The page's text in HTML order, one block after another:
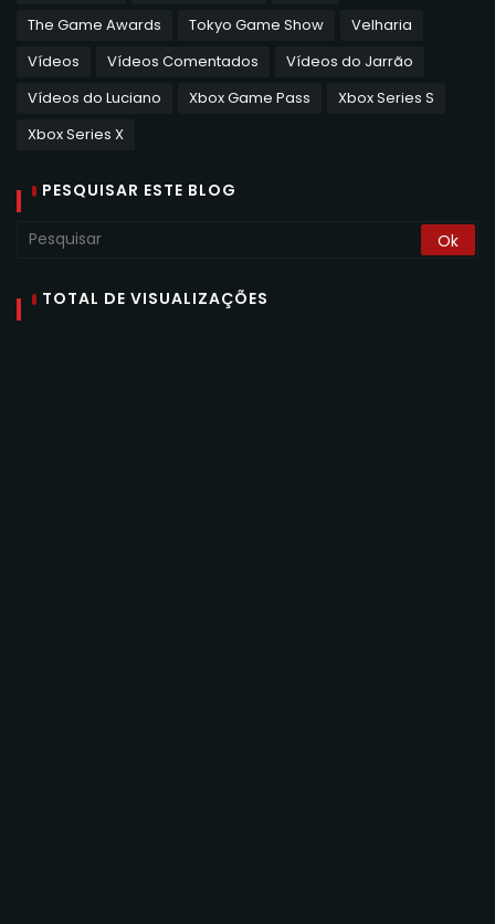
The Game Awards
Tokyo Game Show
Velharia
Vídeos
Vídeos Comentados
Vídeos do Jarrão
Vídeos do Luciano
Xbox Game Pass
Xbox Series S
Xbox Series X
PESQUISAR ESTE BLOG
TOTAL DE VISUALIZAÇÕES